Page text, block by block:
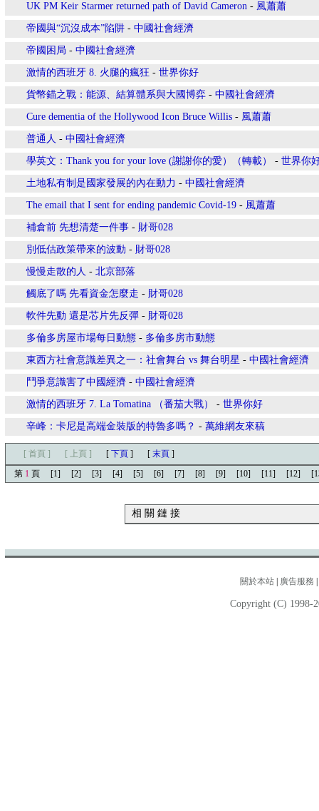
UK PM Keir Starmer returned path of David Cameron - 風蕭蕭
​帝國與“沉沒成本”陷阱 - 中國社會經濟
帝國困局 - 中國社會經濟
激情的西班牙 8. 火腿的瘋狂 - 世界你好
貨幣錨之戰：能源、結算體系與大國博弈 - 中國社會經濟
Cure dementia of the Hollywood Icon Bruce Willis - 風蕭蕭
普通人 - 中國社會經濟
學英文：Thank you for your love (謝謝你的愛）（轉載） - 世界你
土地私有制是國家發展的內在動力 - 中國社會經濟
The email that I sent for ending pandemic Covid-19 - 風蕭蕭
補倉前 先想清楚一件事 - 財哥028
別低估政策帶來的波動 - 財哥028
慢慢走散的人 - 北京部落
觸底了嗎 先看資金怎麼走 - 財哥028
軟件先動 還是芯片先反彈 - 財哥028
多倫多房屋市場每日動態 - 多倫多房市動態
東西方社會意識差異之一：社會舞台 vs 舞台明星 - 中國社會經濟
鬥爭意識害了中國經濟 - 中國社會經濟
激情的西班牙 7. La Tomatina （番茄大戰） - 世界你好
辛峰：卡尼是高端金裝版的特魯多嗎？ - 萬維網友來稿
[ 首頁 ] [ 上頁 ] [ 下頁 ] [ 末頁 ]
第 1 頁 [1] [2] [3] [4] [5] [6] [7] [8] [9] [10] [11] [12]
相 關 鏈 接
關於本站 廣告服務
Copyright (C) 1998-